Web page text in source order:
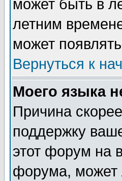
может быть в
летним
может
Вернуться к
Моего языка
Причина
поддержку
этот форум на
форума, может